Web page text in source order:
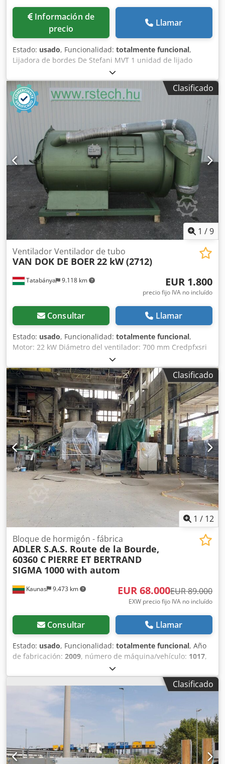
Información de
precio
Llamar
Estado: usado, Funcionalidad: totalmente funcional,
Lijadora de bordes De Stefani MVT 1 unidad de lijado
Altura máxima de la pieza: 100 mm Motor de la unidad de
lijado: 2,5 kW Unidad de lijado con sistema de autoafilado
Ajuste manual de la unidad de lijado Ajuste manual del
ángulo de la unidad Csdpfeznu D Rex Ah Rsrf Unidad de
lijado con oscilación Velocidad de avance regulable
mediante variador Motor de avance de 0,74 kW
Clasificado
1 /9
Tatabánya 9.118 km
Ventilador Ventilador de tubo
VAN DOK DE BOER22 kW (2712)
EUR 1.800
precio fijo IVA no incluído
Consultar Llamar
Estado: usado, Funcionalidad: totalmente funcional,
Motor: 22 kW Diámetro del ventilador: 700 mm Credpfxsri
R Due Ah Rjf Longitud: 2500 mm
Clasificado
1 / 12
Kaunas 9.473 km
Bloque de hormigón - fábrica
ADLER S.A.S. Route de la Bourde,
60360 C PIERRE ET BERTRAND
SIGMA 1000 with autom
EUR 68.000EUR 89.000
EXW precio fijo IVA no incluído
Consultar Llamar
Estado: usado, Funcionalidad: totalmente funcional, Año
de fabricación: 2009, número de máquina/vehículo: 1017,
Línea de producción usada para bloques de hormigón (y
arcilla expandida). La línea se utilizaba para producir
bloques de hormigón utilizando arcilla expandida. Desde
2023-08, la línea ya no está en funcionamiento, se ha
conservado. Línea de bloques en orden: Crodpfjuc Tzvsx
Ah Ref - 2 pcs. silos pequeños (con vibro, con aletas
neumáticas). - Transportador de suministro de materia
prima a la tolva de pesaje. - Tolva de pesaje. -
Transportador de suministro de materia prima desde la
tolva de pesaje hasta la mezcladora. - Mezcladora FK
Clasificado